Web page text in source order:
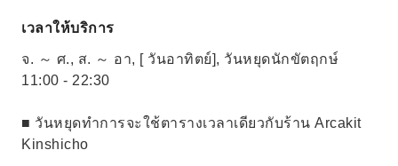
เวลาให้บริการ
จ. ～ ศ., ส. ～ อา, [ วันอาทิตย์], วันหยุดนักขัตฤกษ์
11:00 - 22:30
■ วันหยุดทำการจะใช้ตารางเวลาเดียวกับร้าน Arcakit
Kinshicho